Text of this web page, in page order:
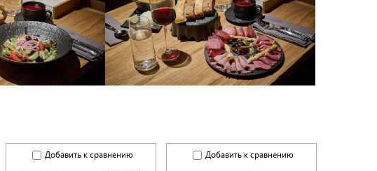
Добавить к сравнению Добавить к сравнению